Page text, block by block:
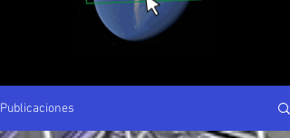
Publicaciones